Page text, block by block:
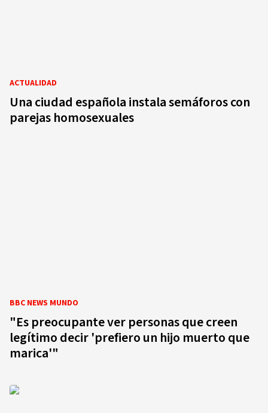
ACTUALIDAD
Una ciudad española instala semáforos con
parejas homosexuales
BBC NEWS MUNDO
"Es preocupante ver personas que creen
legítimo decir 'prefiero un hijo muerto que
marica'"